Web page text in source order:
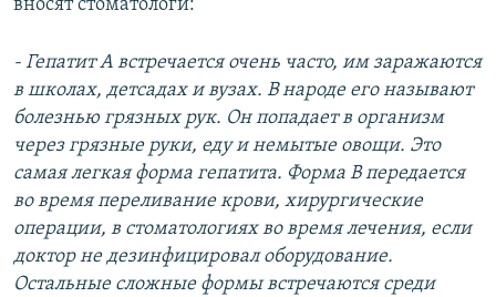
вносят стоматологи:
- Гепатит А встречается очень часто, им заражаются
в школах, детсадах и вузах. В народе его называют
болезнью грязных рук. Он попадает в организм
через грязные руки, еду и немытые овощи. Это
самая легкая форма гепатита. Форма Bпередается
во время переливание крови, хирургические
операции, в стоматологиях во время лечения, если
доктор не дезинфицировал оборудование.
Остальные сложные формы встречаются среди